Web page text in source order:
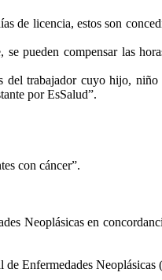
de licencia, estos son
pueden compensar las
trabajador cuyo hijo, niño
por EsSalud”.
con cáncer”.
Neoplásicas en
de Enfermedades